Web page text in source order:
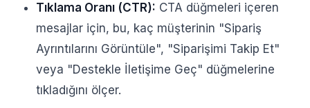
Tıklama Oranı (CTR): CTA düğmeleri içeren
mesajlar için, bu, kaç müşterinin "Sipariş
Ayrıntılarını Görüntüle", "Siparişimi Takip Et"
veya "Destekle İletişime Geç" düğmelerine
tıkladığını ölçer.